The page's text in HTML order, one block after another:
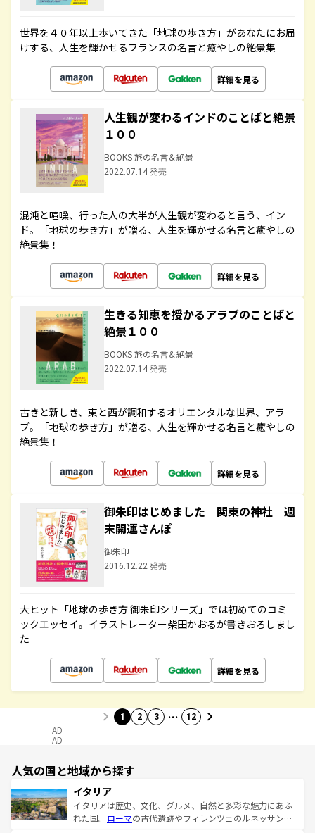
世界を４０年以上歩いてきた「地球の歩き方」があなたにお届
けする、人生を輝かせるフランスの名言と癒やしの絶景集
詳細を見る
人生観が変わるインドのことばと絶景
１００
BOOKS 旅の名言＆絶景
2022.07.14 発売
混沌と喧噪、行った人の大半が人生観が変わると言う、イン
ド。「地球の歩き方」が贈る、人生を輝かせる名言と癒やしの
絶景集！
詳細を見る
生きる知恵を授かるアラブのことばと
絶景１００
BOOKS 旅の名言＆絶景
2022.07.14 発売
古きと新しき、東と西が調和するオリエンタルな世界、アラ
ブ。「地球の歩き方」が贈る、人生を輝かせる名言と癒やしの
絶景集！
詳細を見る
御朱印はじめました 関東の神社 週
末開運さんぽ
御朱印
2016.12.22 発売
大ヒット「地球の歩き方 御朱印シリーズ」では初めてのコミ
ックエッセイ。イラストレーター柴田かおるが書きおろしまし
た
詳細を見る
1 2 3 … 12
AD
AD
人気の国と地域から探す
イタリア
イタリアは歴史、文化、グルメ、自然と多彩な魅力にあふ
れた国。 ローマの古代遺跡やフィレンツェのルネッサンス